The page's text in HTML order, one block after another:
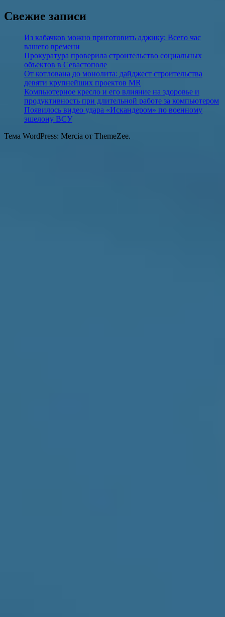
Свежие записи
Из кабачков можно приготовить аджику: Всего час
вашего времени
Прокуратура проверила строительство социальных
объектов в Севастополе
От котлована до монолита: дайджест строительства
девяти крупнейших проектов MR
Компьютерное кресло и его влияние на здоровье и
продуктивность при длительной работе за компьютером
Появилось видео удара «Искандером» по военному
эшелону ВСУ
Тема WordPress: Mercia от ThemeZee.